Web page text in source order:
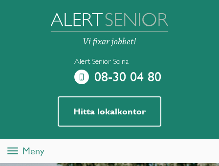
Alert Senior Solna
08-30 04 80
Hitta lokalkontor
ToggleMeny